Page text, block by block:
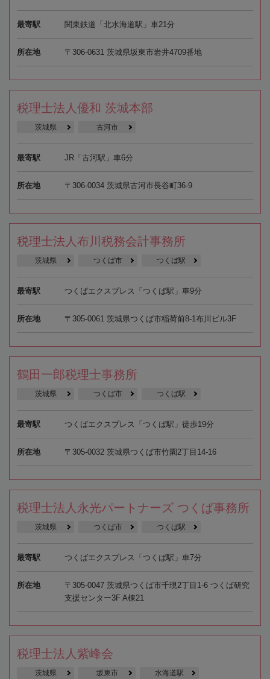
最寄駅 関東鉄道「北水海道駅」車21分
所在地 〒306-0631 茨城県坂東市岩井4709番地
税理士法人優和 茨城本部
茨城県 古河市
最寄駅 JR「古河駅」車6分
所在地 〒306-0034 茨城県古河市長谷町36-9
税理士法人布川税務会計事務所
茨城県 つくば市 つくば駅
最寄駅 つくばエクスプレス「つくば駅」車9分
所在地 〒305-0061 茨城県つくば市稲荷前8-1布川ビル3F
鶴田一郎税理士事務所
茨城県 つくば市 つくば駅
最寄駅 つくばエクスプレス「つくば駅」徒歩19分
所在地 〒305-0032 茨城県つくば市竹園2丁目14-16
税理士法人永光パートナーズ つくば事務所
茨城県 つくば市 つくば駅
最寄駅 つくばエクスプレス「つくば駅」車7分
所在地
〒305-0047 茨城県つくば市千現2丁目1-6 つくば研究
支援センター3F A棟21
税理士法人紫峰会
茨城県 坂東市 水海道駅